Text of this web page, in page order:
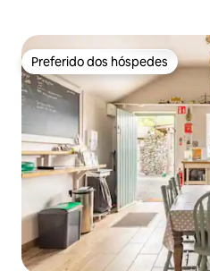
Preferido dos hóspedes
Preferido dos hóspedes